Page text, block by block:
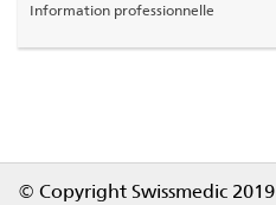
Information professionnelle
© Copyright Swissmedic 2019